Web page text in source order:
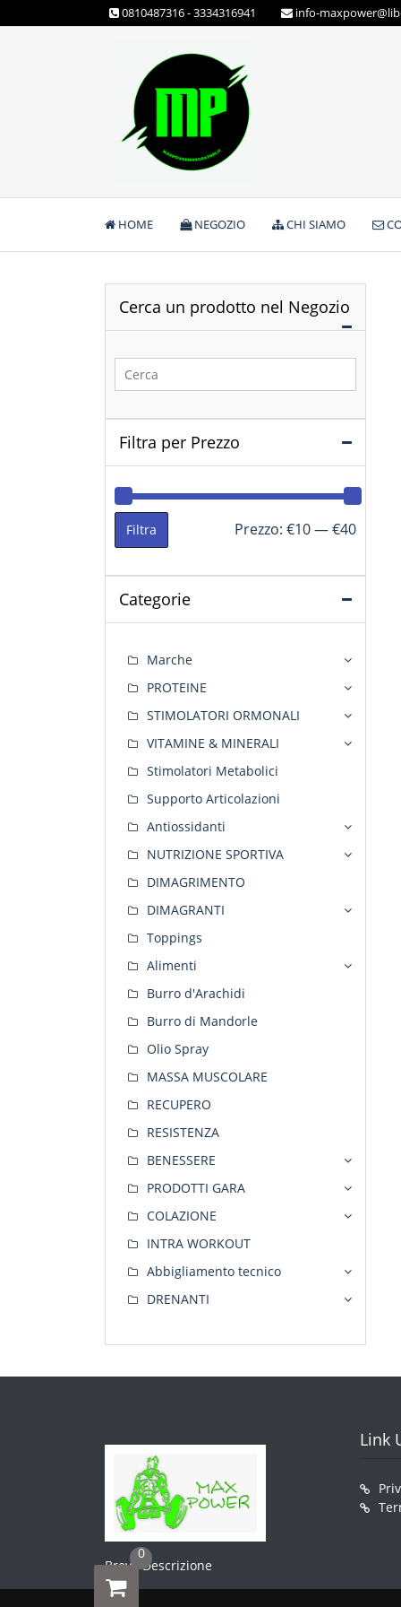
to
0810487316 - 3334316941 info-
Max Power Integratori
HOME NEGOZIO CHI SIAMO
Cerca un prodotto nel Negozio
Filtra per Prezzo
Prezzo
Prezzo
Filtra Prezzo: €10—€40
Categorie
Marche
PROTEINE
STIMOLATORI ORMONALI
VITAMINE & MINERALI
Stimolatori Metabolici
Supporto Articolazioni
Antiossidanti
NUTRIZIONE SPORTIVA
DIMAGRIMENTO
DIMAGRANTI
Toppings
Alimenti
Burro d'Arachidi
Burro di Mandorle
Olio Spray
MASSA MUSCOLARE
RECUPERO
RESISTENZA
BENESSERE
PRODOTTI GARA
COLAZIONE
INTRA WORKOUT
Abbigliamento tecnico
DRENANTI
Breve Descrizione
Link
0